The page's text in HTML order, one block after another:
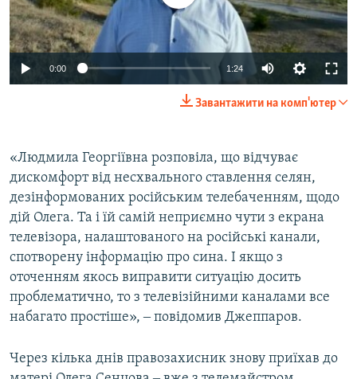
0:00 1:24
Завантажити на комп'ютер
«Людмила Георгіївна розповіла, що відчуває
дискомфорт від несхвального ставлення селян,
дезінформованих російським телебаченням, щодо
дій Олега. Та і їй самій неприємно чути з екрана
телевізора, налаштованого на російські канали,
спотворену інформацію про сина. І якщо з
оточенням якось виправити ситуацію досить
проблематично, то з телевізійними каналами все
набагато простіше», ‒ повідомив Джеппаров.
Через кілька днів правозахисник знову приїхав до